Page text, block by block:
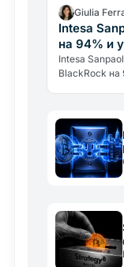
Giulia
Intesa
на 94% и
Intesa
BlackRock на